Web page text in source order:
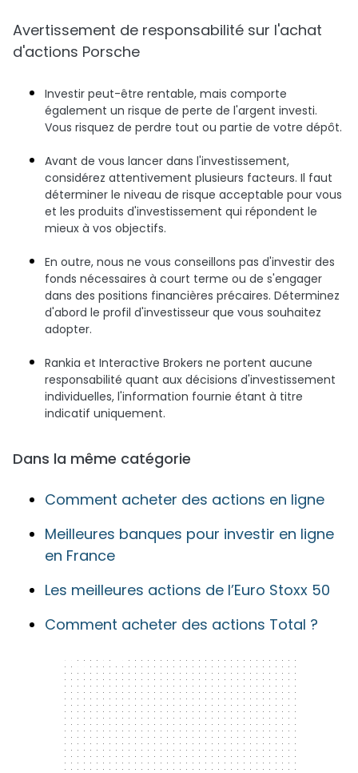
Avertissement de responsabilité sur l'achat
d'actions Porsche
Investir peut-être rentable, mais comporte
également un risque de perte de l'argent investi.
Vous risquez de perdre tout ou partie de votre dépôt.
Avant de vous lancer dans l'investissement,
considérez attentivement plusieurs facteurs. Il faut
déterminer le niveau de risque acceptable pour vous
et les produits d'investissement qui répondent le
mieux à vos objectifs.
En outre, nous ne vous conseillons pas d'investir des
fonds nécessaires à court terme ou de s'engager
dans des positions financières précaires. Déterminez
d'abord le profil d'investisseur que vous souhaitez
adopter.
Rankia et Interactive Brokers ne portent aucune
responsabilité quant aux décisions d'investissement
individuelles, l'information fournie étant à titre
indicatif uniquement.
Dans la même catégorie
Comment acheter des actions en ligne
Meilleures banques pour investir en ligne
en France
Les meilleures actions de l’Euro Stoxx 50
Comment acheter des actions Total ?
300 x 250